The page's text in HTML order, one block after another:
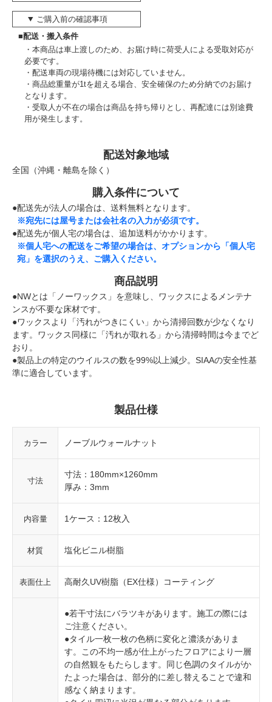
ご購入前の確認事項
■配送・搬入条件
本商品は車上渡しのため、お届け時に荷受人による受取対応が
必要です。
配送車両の現場待機には対応していません。
商品総重量が1tを超える場合、安全確保のため分納でのお届け
となります。
受取人が不在の場合は商品を持ち帰りとし、再配達には別途費
用が発生します。
配送対象地域
全国（沖縄・離島を除く）
購入条件について
●配送先が法人の場合は、送料無料となります。
※宛先には屋号または会社名の入力が必須です。
●配送先が個人宅の場合は、追加送料がかかります。
※個人宅への配送をご希望の場合は、オプションから「個人宅
宛」を選択のうえ、ご購入ください。
商品説明
●NWとは「ノーワックス」を意味し、ワックスによるメンテナ
ンスが不要な床材です。
●ワックスより「汚れがつきにくい」から清掃回数が少なくなり
ます。ワックス同様に「汚れが取れる」から清掃時間は今までど
おり。
●製品上の特定のウイルスの数を99%以上減少。SIAAの安全性基
準に適合しています。
製品仕様
カラー ノーブルウォールナット
寸法
寸法：180mm×1260mm
厚み：3mm
内容量 1ケース：12枚入
材質 塩化ビニル樹脂
表面仕上 高耐久UV樹脂（EX仕様）コーティング
●若干寸法にバラツキがあります。施工の際には
ご注意ください。
●タイル一枚一枚の色柄に変化と濃淡がありま
す。この不均一感が仕上がったフロアにより一層
の自然観をもたらします。同じ色調のタイルがか
たよった場合は、部分的に差し替えることで違和
感なく納まります。